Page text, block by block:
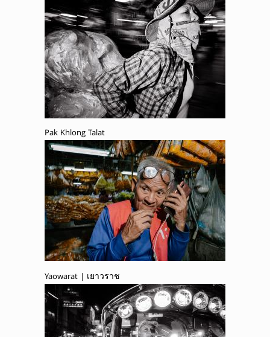
Pak Khlong Talat
Yaowarat | เยาวราช